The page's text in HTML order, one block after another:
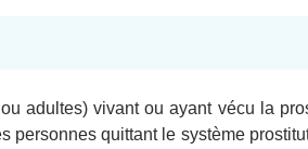
adultes) vivant ou ayant vécu la
personnes quittant le système